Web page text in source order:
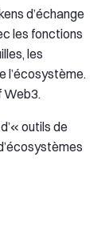
d’échange
les fonctions
les
l’écosystème.
Web3.
outils de